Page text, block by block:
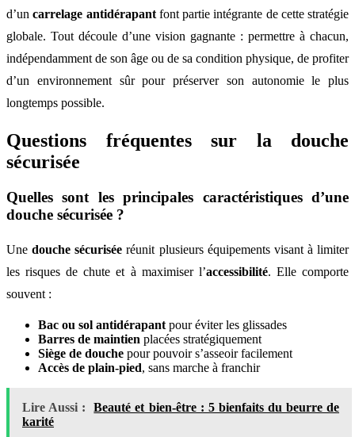
d’uncarrelage antidérapantfont partie intégrante de cette stratégie
globale. Tout découle d’une vision gagnante : permettre à chacun,
indépendamment de son âge ou de sa condition physique, de profiter
d’un environnement sûr pour préserver son autonomie le plus
longtemps possible.
Questions fréquentes sur la douche
sécurisée
Quelles sont les principales caractéristiques d’une
douche sécurisée ?
Unedouche sécurisée réunit plusieurs équipements visant à limiter
les risques de chute et à maximiser l’accessibilité. Elle comporte
souvent :
Bac ou sol antidérapant pour éviter les glissades
Barres de maintien placées stratégiquement
Siège de douche pour pouvoir s’asseoir facilement
Accès de plain-pied, sans marche à franchir
Lire Aussi :
Beauté et bien-être : 5 bienfaits du beurre de
karité